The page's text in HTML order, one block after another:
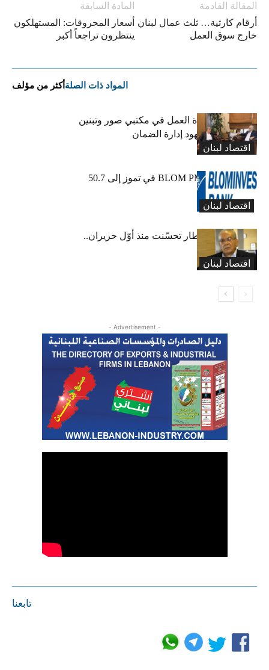
المادة السابقة
أسعار المحروقات: المستهلكون
ينتظرون تراجعاً أكبر
المقالة القادمة
أرقام كارثية… ثلث عمال لبنان
خارج سوق العمل
المواد ذات الصلة أكثر من مؤلف
اقتصاد لبنان
كركي يعلن عودة العمل في مكتبي صور وتبنين
وطليس ينوّه بجهود إدارة الضمان
اقتصاد لبنان
ارتفاع مؤشر BLOM PMI في تموز إلى 50.7
نقطة
اقتصاد لبنان
عبود: حركة المطار تحسّنت منذ أوّل حزيران..
ولكن
- Advertisement -
تابعنا